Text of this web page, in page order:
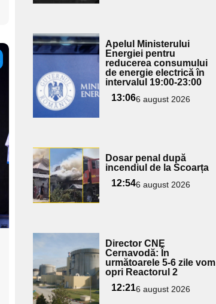
Adaugă
aici textul
pentru
subtitlu
Apelul Ministerului
Energiei pentru
reducerea consumului
de energie electrică în
intervalul 19:00-23:00
13:066 august 2026
Adaugă
aici textul
pentru
subtitlu
Dosar penal după
incendiul de la Scoarța
12:546 august 2026
Adaugă
aici textul
pentru
subtitlu
Director CNE
Cernavodă: În
următoarele 5-6 zile vom
opri Reactorul 2
12:216 august 2026